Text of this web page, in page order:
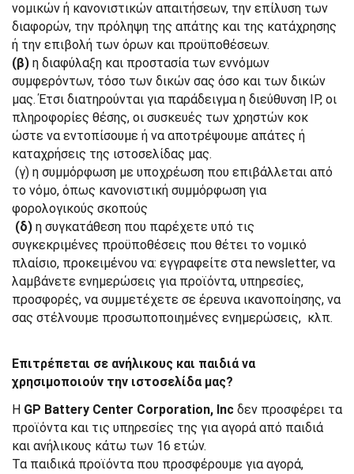
νομικών ή κανονιστικών απαιτήσεων, την επίλυση των
διαφορών, την πρόληψη της απάτης και της κατάχρησης
ή την επιβολή των όρων και προϋποθέσεων.
(β) η διαφύλαξη και προστασία των εννόμων
συμφερόντων, τόσο των δικών σας όσο και των δικών
μας. Έτσι διατηρούνται για παράδειγμα η διεύθυνση IP, οι
πληροφορίες θέσης, οι συσκευές των χρηστών κοκ
ώστε να εντοπίσουμε ή να αποτρέψουμε απάτες ή
καταχρήσεις της ιστοσελίδας μας.
(γ) η συμμόρφωση με υποχρέωση που επιβάλλεται από
το νόμο, όπως κανονιστική συμμόρφωση για
φορολογικούς σκοπούς
(δ) η συγκατάθεση που παρέχετε υπό τις
συγκεκριμένες προϋποθέσεις που θέτει το νομικό
πλαίσιο, προκειμένου να: εγγραφείτε στα newsletter, να
λαμβάνετε ενημερώσεις για προϊόντα, υπηρεσίες,
προσφορές, να συμμετέχετε σε έρευνα ικανοποίησης, να
σας στέλνουμε προσωποποιημένες ενημερώσεις, κλπ.
Επιτρέπεται σε ανήλικους και παιδιά να
χρησιμοποιούν την ιστοσελίδα μας?
Η GP Battery Center Corporation, Inc δεν προσφέρει τα
προϊόντα και τις υπηρεσίες της για αγορά από παιδιά
και ανήλικους κάτω των 16 ετών.
Τα παιδικά προϊόντα που προσφέρουμε για αγορά,